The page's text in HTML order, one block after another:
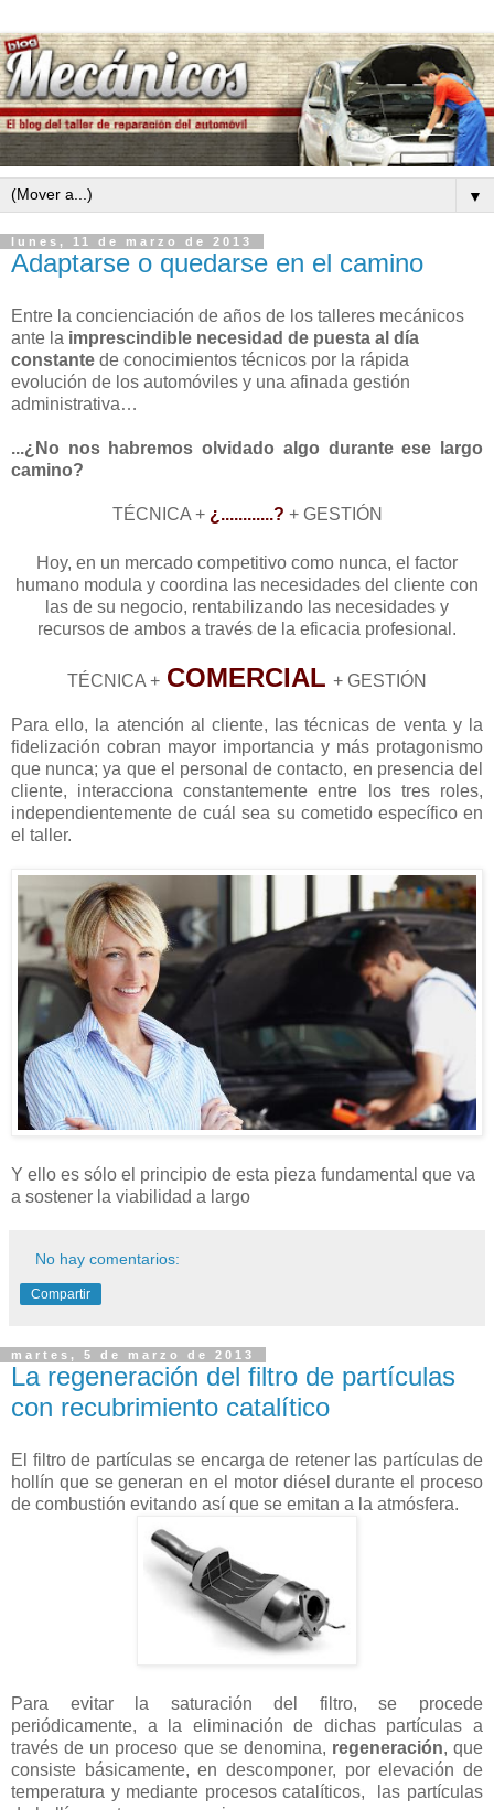
▼
lunes, 11 de marzo de 2013
Adaptarse o quedarse en el camino
Entre la concienciación de años de los talleres mecánicos
ante la imprescindible necesidad de puesta al día
constante de conocimientos técnicos por la rápida
evolución de los automóviles y una afinada gestión
administrativa…
...¿No nos habremos olvidado algo durante ese largo
camino?
TÉCNICA + ¿............? + GESTIÓN
Hoy, en un mercado competitivo como nunca, el factor
humano modula y coordina las necesidades del cliente con
las de su negocio, rentabilizando las necesidades y
recursos de ambos a través de la eficacia profesional.
TÉCNICA + COMERCIAL + GESTIÓN
Para ello, la atención al cliente, las técnicas de venta y la
fidelización cobran mayor importancia y más protagonismo
que nunca; ya que el personal de contacto, en presencia del
cliente, interacciona constantemente entre los tres roles,
independientemente de cuál sea su cometido específico en
el taller.
Y ello es sólo el principio de esta pieza fundamental que va
a sostener la viabilidad a largo
No hay comentarios:
Compartir
martes, 5 de marzo de 2013
La regeneración del filtro de partículas
con recubrimiento catalítico
El filtro de partículas se encarga de retener las partículas de
hollín que se generan en el motor diésel durante el proceso
de combustión evitando así que se emitan a la atmósfera.
Para evitar la saturación del filtro, se procede
periódicamente, a la eliminación de dichas partículas a
través de un proceso que se denomina, regeneración, que
consiste básicamente, en descomponer, por elevación de
temperatura y mediante procesos catalíticos, las partículas